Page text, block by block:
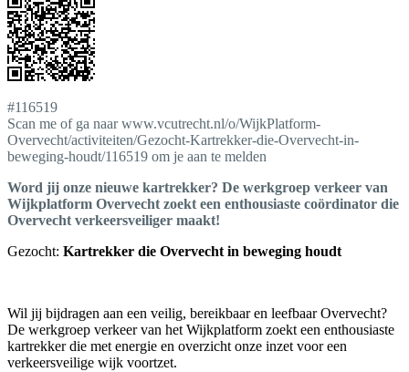
#116519
Scan me of ga naar www.vcutrecht.nl/o/WijkPlatform-
Overvecht/activiteiten/Gezocht-Kartrekker-die-Overvecht-in-
beweging-houdt/116519 om je aan te melden
Word jij onze nieuwe kartrekker? De werkgroep verkeer van
Wijkplatform Overvecht zoekt een enthousiaste coördinator die
Overvecht verkeersveiliger maakt!
Gezocht: Kartrekker die Overvecht in beweging houdt
Wil jij bijdragen aan een veilig, bereikbaar en leefbaar Overvecht?
De werkgroep verkeer van het Wijkplatform zoekt een enthousiaste
kartrekker die met energie en overzicht onze inzet voor een
verkeersveilige wijk voortzet.